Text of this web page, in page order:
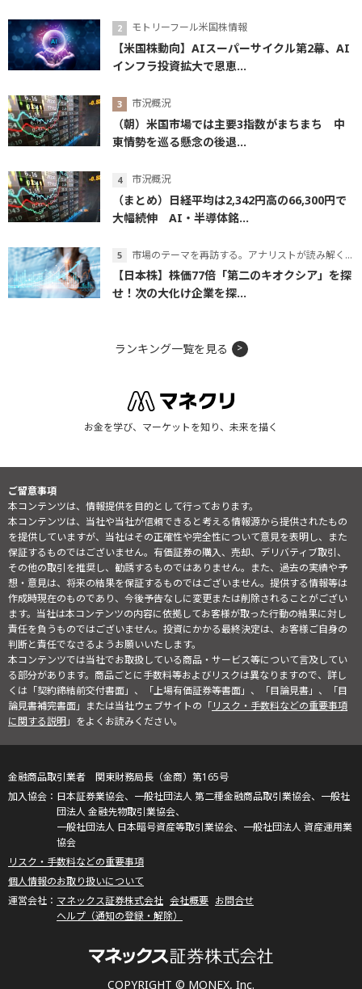
モトリーフール米国株情報
【米国株動向】AIスーパーサイクル第2幕、AI
インフラ投資拡大で恩恵...
市況概況
（朝）米国市場では主要3指数がまちまち 中
東情勢を巡る懸念の後退...
市況概況
（まとめ）日経平均は2,342円高の66,300円で
大幅続伸 AI・半導体銘...
市場のテーマを再訪する。アナリストが読み解くテーマの本質
【日本株】株価77倍「第二のキオクシア」を探
せ！次の大化け企業を探...
ランキング一覧を見る
お金を学び、マーケットを知り、未来を描く
ご留意事項
本コンテンツは、情報提供を目的として行っております。
本コンテンツは、当社や当社が信頼できると考える情報源から提供されたもの
を提供していますが、当社はその正確性や完全性について意見を表明し、また
保証するものではございません。有価証券の購入、売却、デリバティブ取引、
その他の取引を推奨し、勧誘するものではありません。また、過去の実績や予
想・意見は、将来の結果を保証するものではございません。提供する情報等は
作成時現在のものであり、今後予告なしに変更または削除されることがござい
ます。当社は本コンテンツの内容に依拠してお客様が取った行動の結果に対し
責任を負うものではございません。投資にかかる最終決定は、お客様ご自身の
判断と責任でなさるようお願いいたします。
本コンテンツでは当社でお取扱している商品・サービス等について言及してい
る部分があります。商品ごとに手数料等およびリスクは異なりますので、詳し
くは「契約締結前交付書面」、「上場有価証券等書面」、「目論見書」、「目
論見書補完書面」または当社ウェブサイトの「リスク・手数料などの重要事項
に関する説明」をよくお読みください。
COPYRIGHT © MONEX, Inc.
金融商品取引業者 関東財務局長（金商）第165号
日本証券業協会、一般社団法人 第二種金融商品取引業協会、一般社
団法人 金融先物取引業協会、
一般社団法人 日本暗号資産等取引業協会、一般社団法人 資産運用業
協会
リスク・手数料などの重要事項
個人情報のお取り扱いについて
マネックス証券株式会社 会社概要 お問合せ
ヘルプ（通知の登録・解除）